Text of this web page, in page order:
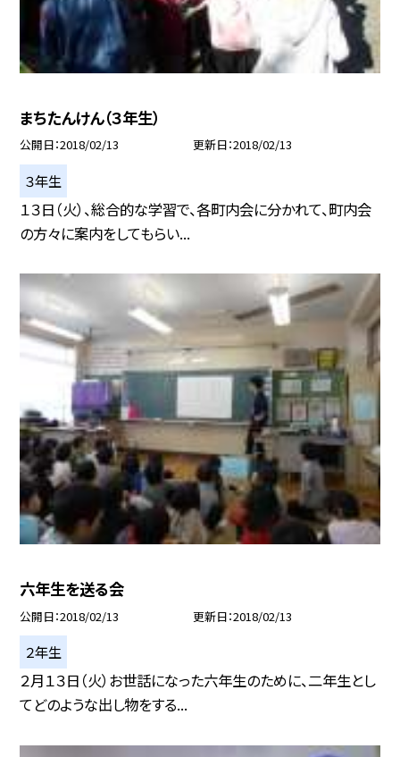
まちたんけん（３年生）
公開日 2018/02/13 更新日 2018/02/13
３年生
１３日（火）、総合的な学習で、各町内会に分かれて、町内会
の方々に案内をしてもらい...
六年生を送る会
公開日 2018/02/13 更新日 2018/02/13
２年生
２月１３日（火）お世話になった六年生のために、二年生とし
てどのような出し物をする...